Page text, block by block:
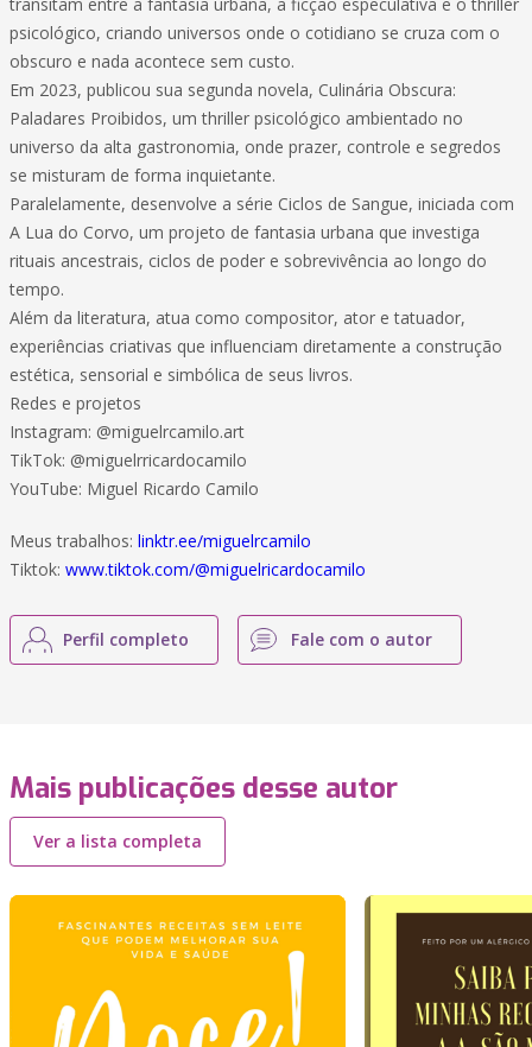
psicológico, criando universos onde o cotidiano se cruza com o
obscuro e nada acontece sem custo.
Em 2023, publicou sua segunda novela, Culinária Obscura:
Paladares Proibidos, um thriller psicológico ambientado no
universo da alta gastronomia, onde prazer, controle e segredos
se misturam de forma inquietante.
Paralelamente, desenvolve a série Ciclos de Sangue, iniciada com
A Lua do Corvo, um projeto de fantasia urbana que investiga
rituais ancestrais, ciclos de poder e sobrevivência ao longo do
tempo.
Além da literatura, atua como compositor, ator e tatuador,
experiências criativas que influenciam diretamente a construção
estética, sensorial e simbólica de seus livros.
Redes e projetos
Instagram: @miguelrcamilo.art
TikTok: @miguelrricardocamilo
YouTube: Miguel Ricardo Camilo
Meus trabalhos: linktr.ee/miguelrcamilo
Tiktok: www.tiktok.com/@miguelricardocamilo
Perfil completo Fale com o autor
Mais publicações desse autor
Ver a lista completa